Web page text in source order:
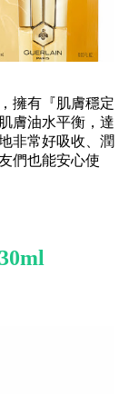
，擁有『肌膚穩定
膚油水平衡，達
非常好吸收、潤
們也能安心使